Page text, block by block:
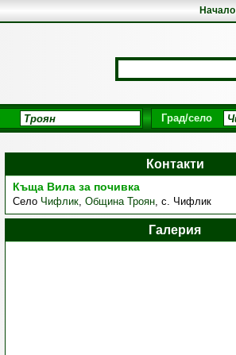
Начало
Град/село
Контакти
Къща Вила за почивка
Село Чифлик, Община Троян, с. Чифлик
Галерия